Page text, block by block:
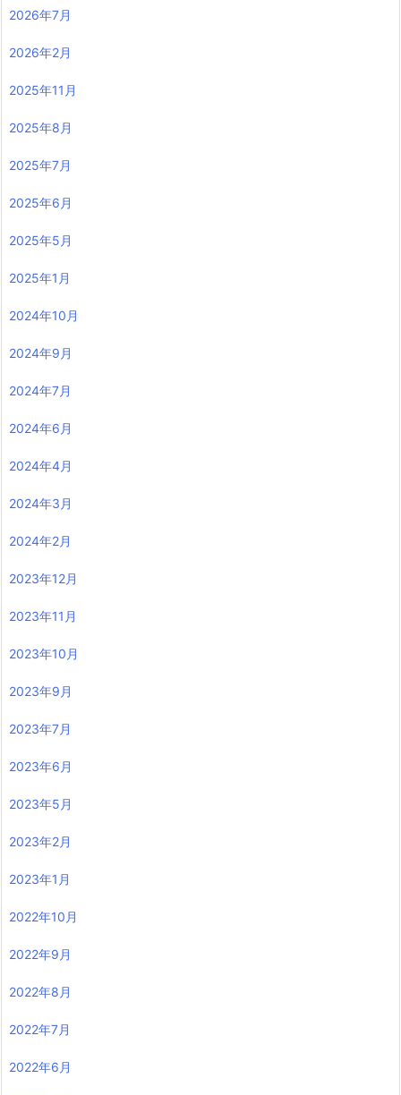
2026年7月
2026年2月
2025年11月
2025年8月
2025年7月
2025年6月
2025年5月
2025年1月
2024年10月
2024年9月
2024年7月
2024年6月
2024年4月
2024年3月
2024年2月
2023年12月
2023年11月
2023年10月
2023年9月
2023年7月
2023年6月
2023年5月
2023年2月
2023年1月
2022年10月
2022年9月
2022年8月
2022年7月
2022年6月